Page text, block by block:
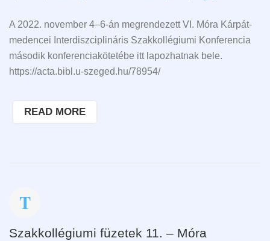
A 2022. november 4–6-án megrendezett VI. Móra Kárpát-
medencei Interdiszciplináris Szakkollégiumi Konferencia
második konferenciakötetébe itt lapozhatnak bele.
https://acta.bibl.u-szeged.hu/78954/
READ MORE
Szakkollégiumi füzetek 11. – Móra